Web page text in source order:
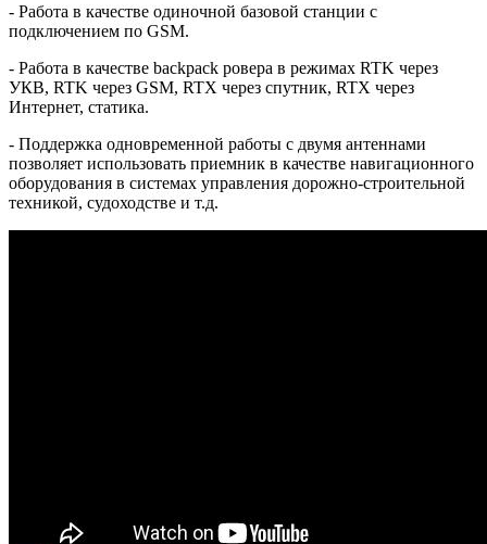
- Работа в качестве одиночной базовой станции с
подключением по GSM.
- Работа в качестве backpack ровера в режимах RTK через
УКВ, RTK через GSM, RTX через спутник, RTX через
Интернет, статика.
- Поддержка одновременной работы с двумя антеннами
позволяет использовать приемник в качестве навигационного
оборудования в системах управления дорожно-строительной
техникой, судоходстве и т.д.